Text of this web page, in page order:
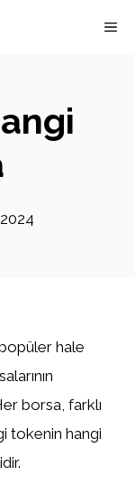
hale
borsa, farklı
tokenin hangi